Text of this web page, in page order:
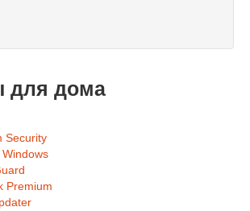
для дома
Security
Premium